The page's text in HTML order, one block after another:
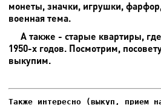
монеты, значки, игрушки, фарфор,
военная тема.
А также - старые квартиры,
1950-х годов. Посмотрим,
выкупим.